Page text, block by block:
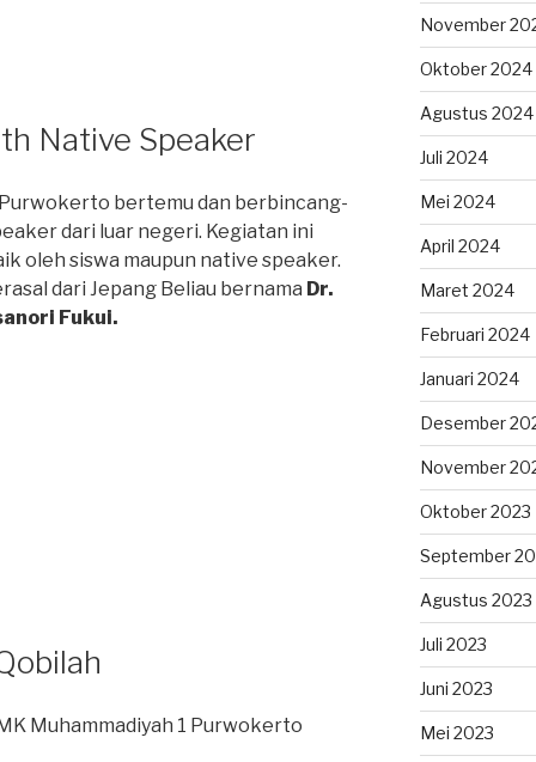
Native Speaker
bertemu dan berbincang-
dari luar negeri. Kegiatan ini
oleh siswa maupun native speaker.
dari Jepang Beliau bernama Dr.
Fukui.
Muhammadiyah 1 Purwokerto
November
Oktober 2024
Agustus 2024
Juli 2024
Mei 2024
April 2024
Maret 2024
Februari 2024
Januari 2024
Desember
November
Oktober 2023
September
Agustus 2023
Juli 2023
Juni 2023
Mei 2023